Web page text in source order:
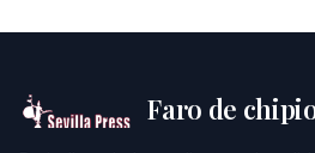
Faro de